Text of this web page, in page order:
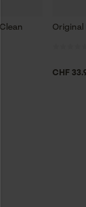
Original
CHF